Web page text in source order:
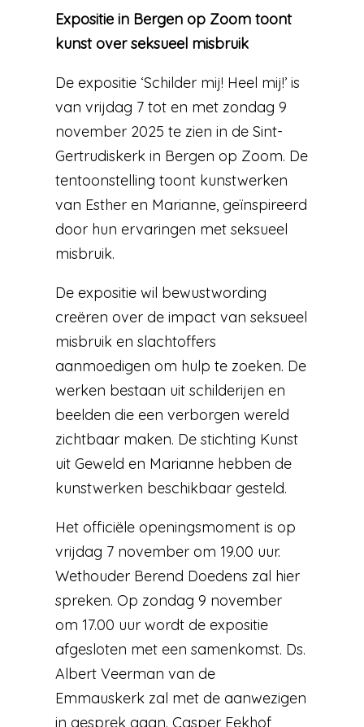
Expositie in Bergen op Zoom toont
kunst over seksueel misbruik
De expositie ‘Schilder mij! Heel mij!’ is
van vrijdag 7 tot en met zondag 9
november 2025 te zien in de Sint-
Gertrudiskerk in Bergen op Zoom. De
tentoonstelling toont kunstwerken
van Esther en Marianne, geïnspireerd
door hun ervaringen met seksueel
misbruik.
De expositie wil bewustwording
creëren over de impact van seksueel
misbruik en slachtoffers
aanmoedigen om hulp te zoeken. De
werken bestaan uit schilderijen en
beelden die een verborgen wereld
zichtbaar maken. De stichting Kunst
uit Geweld en Marianne hebben de
kunstwerken beschikbaar gesteld.
Het officiële openingsmoment is op
vrijdag 7 november om 19.00 uur.
Wethouder Berend Doedens zal hier
spreken. Op zondag 9 november
om 17.00 uur wordt de expositie
afgesloten met een samenkomst. Ds.
Albert Veerman van de
Emmauskerk zal met de aanwezigen
in gesprek gaan. Casper Eekhof